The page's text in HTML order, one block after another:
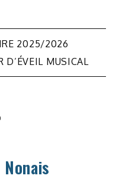
2025/2026
D’ÉVEIL MUSICAL